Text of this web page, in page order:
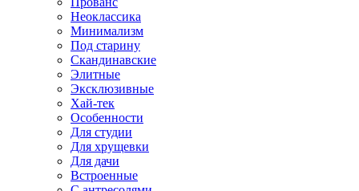
Неоклассика
Минимализм
Под старину
Скандинавские
Элитные
Эксклюзивные
Хай-тек
Особенности
Для студии
Для хрущевки
Для дачи
Встроенные